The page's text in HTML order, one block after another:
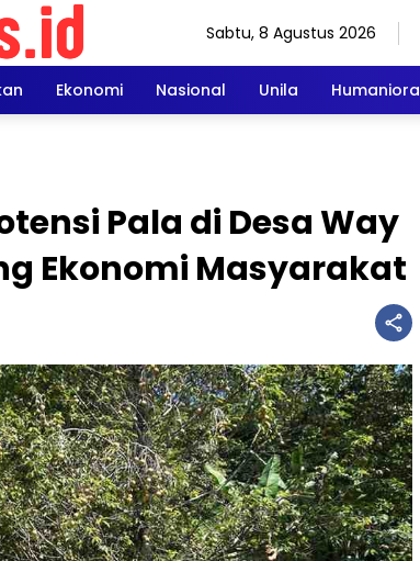
Sabtu, 8 Agustus 2026
Ekonomi Nasional Unila Humaniora
Pala di Desa Way
Ekonomi Masyarakat